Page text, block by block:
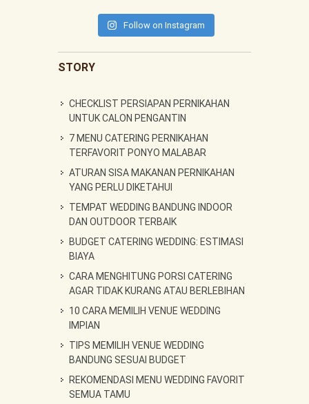
Follow on Instagram
STORY
CHECKLIST PERSIAPAN PERNIKAHAN
UNTUK CALON PENGANTIN
7 MENU CATERING PERNIKAHAN
TERFAVORIT PONYO MALABAR
ATURAN SISA MAKANAN PERNIKAHAN
YANG PERLU DIKETAHUI
TEMPAT WEDDING BANDUNG INDOOR
DAN OUTDOOR TERBAIK
BUDGET CATERING WEDDING: ESTIMASI
BIAYA
CARA MENGHITUNG PORSI CATERING
AGAR TIDAK KURANG ATAU BERLEBIHAN
10 CARA MEMILIH VENUE WEDDING
IMPIAN
TIPS MEMILIH VENUE WEDDING
BANDUNG SESUAI BUDGET
REKOMENDASI MENU WEDDING FAVORIT
SEMUA TAMU